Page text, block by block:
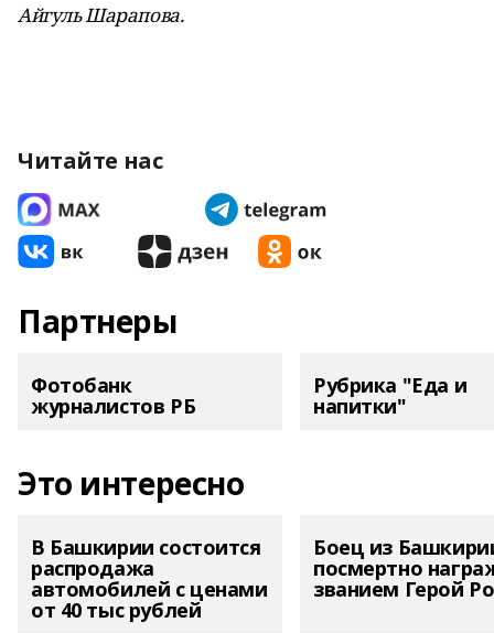
Айгуль Шарапова.
Читайте нас
Партнеры
Фотобанк
журналистов РБ
Рубрика "Еда и
напитки"
Это интересно
В Башкирии состоится
распродажа
автомобилей с ценами
от 40 тыс рублей
Боец из
посмертно
званием Герой